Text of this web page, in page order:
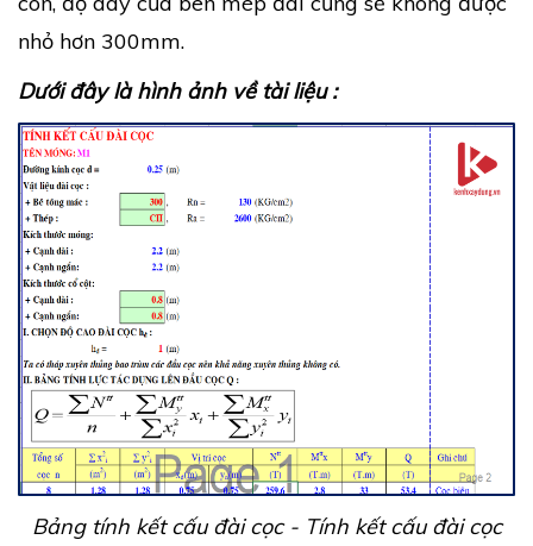
nhỏ hơn 300mm.
Dưới đây là hình ảnh về tài liệu :
Bảng tính kết cấu đài cọc - Tính kết cấu đài cọc